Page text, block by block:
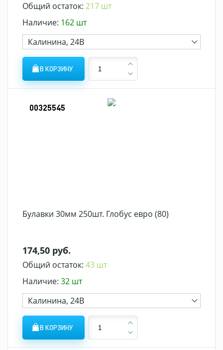
Общий остаток: 217 шт
Наличие: 162 шт
Калинина, 24В
В КОРЗИНУ
00325545
Булавки 30мм 250шт. Глобус евро (80)
174,50 руб.
Общий остаток: 43 шт
Наличие: 32 шт
Калинина, 24В
В КОРЗИНУ